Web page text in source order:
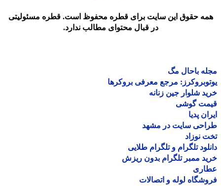
حقوق این سایت برای قطره محفوظ است. قطره مسئولیتی
در قبال محتوای مطالب ندارد.
باحال مگ
مرجع معرفی بروکرها
شلوار جین زنانه
گوشی
پدیا
سایت در مشهد
نوزاد
تلگرام و تلگرام طلایی
ممبر تلگرام بدون ریزش
لوله و اتصالات